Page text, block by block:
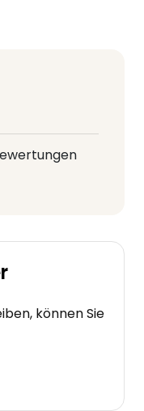
können Sie